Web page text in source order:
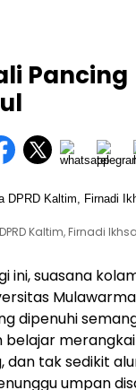
Pancing
Kaltim, Firnadi
ini, suasana
dipenuhi
tak sedikit
umpan